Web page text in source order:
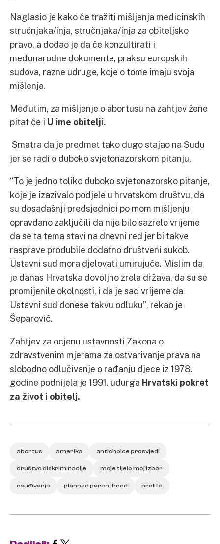
Naglasio je kako će tražiti mišljenja medicinskih
stručnjaka/inja, stručnjaka/inja za obiteljsko
pravo, a dodao je da će konzultirati i
međunarodne dokumente, praksu europskih
sudova, razne udruge, koje o tome imaju svoja
mišlenja.
Međutim, za mišljenje o abortusu na zahtjev žene
pitat će i U ime obitelji.
Smatra da je predmet tako dugo stajao na Sudu
jer se radi o duboko svjetonazorskom pitanju.
“To je jedno toliko duboko svjetonazorsko pitanje,
koje je izazivalo podjele u hrvatskom društvu, da
su dosadašnji predsjednici po mom mišljenju
opravdano zaključili da nije bilo sazrelo vrijeme
da se ta tema stavi na dnevni red jer bi takve
rasprave produbile dodatno društveni sukob.
Ustavni sud mora djelovati umirujuće. Mislim da
je danas Hrvatska dovoljno zrela država, da su se
promijenile okolnosti, i da je sad vrijeme da
Ustavni sud donese takvu odluku”, rekao je
Šeparović.
Zahtjev za ocjenu ustavnosti Zakona o
zdravstvenim mjerama za ostvarivanje prava na
slobodno odlučivanje o rađanju djece iz 1978.
godine podnijela je 1991. udurga Hrvatski pokret
za život i obitelj.
abortus amerika antichoice prosvjedi
društvo diskriminacije moje tijelo moj izbor
osuđivanje planned parenthood prolife